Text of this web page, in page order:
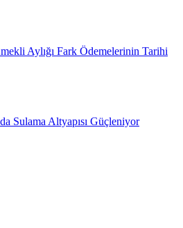
Aylığı Fark Ödemelerinin Tarihi
Sulama Altyapısı Güçleniyor